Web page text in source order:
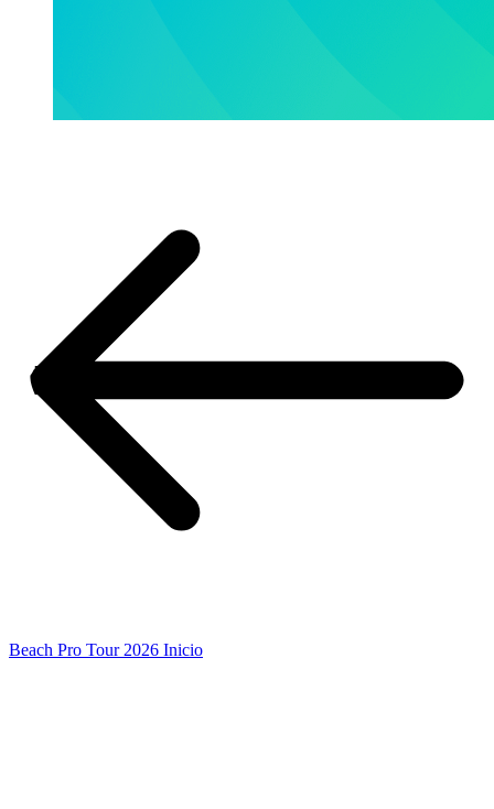
Beach Pro Tour 2026 Inicio